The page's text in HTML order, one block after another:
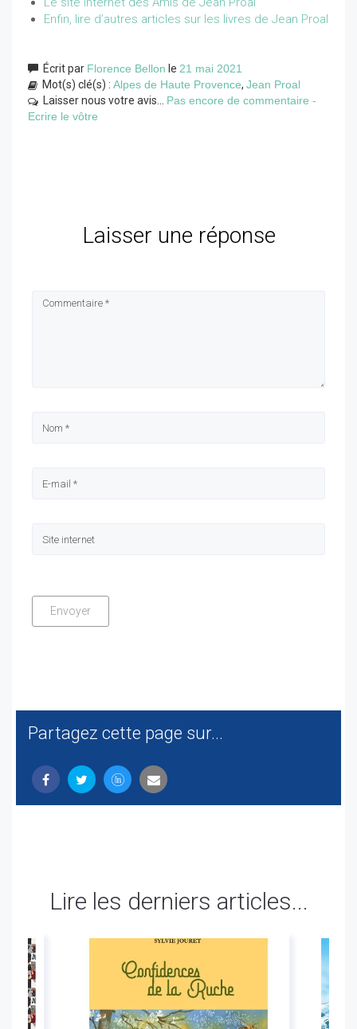
Enfin, lire d’autres articles sur les livres de Jean Proal
Écrit par Florence Bellon le 21 mai 2021
Mot(s) clé(s) : Alpes de Haute Provence, Jean Proal
Laisser nous votre avis... Pas encore de commentaire -
Ecrire le vôtre
Laisser une réponse
Partagez cette page sur...
Lire les derniers articles...